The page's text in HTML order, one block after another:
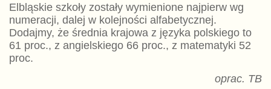
Elbląskie szkoły zostały wymienione najpierw wg
numeracji, dalej w kolejności alfabetycznej.
Dodajmy, że średnia krajowa z języka polskiego to
61 proc., z angielskiego 66 proc., z matematyki 52
proc.
oprac. TB